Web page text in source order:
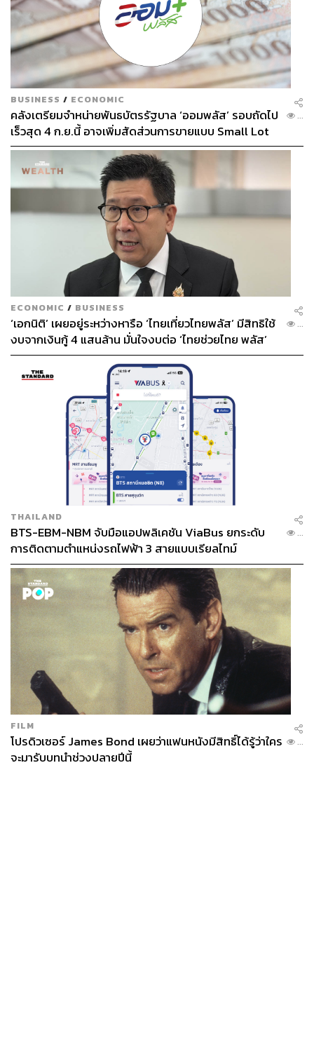
BUSINESS / ECONOMIC
คลังเตรียมจำหน่ายพันธบัตรรัฐบาล ‘ออมพลัส’ รอบถัดไป
เร็วสุด 4 ก.ย.นี้ อาจเพิ่มสัดส่วนการขายแบบ Small Lot
First มากขึ้น
...
ECONOMIC / BUSINESS
‘เอกนิติ’ เผยอยู่ระหว่างหารือ ‘ไทยเที่ยวไทยพลัส’ มีสิทธิใช้
งบจากเงินกู้ 4 แสนล้าน มั่นใจงบต่อ ‘ไทยช่วยไทย พลัส’
เฟส 2 มีเพียงพอ
...
THAILAND
BTS-EBM-NBM จับมือแอปพลิเคชัน ViaBus ยกระดับ
การติดตามตำแหน่งรถไฟฟ้า 3 สายแบบเรียลไทม์
...
FILM
โปรดิวเซอร์ James Bond เผยว่าแฟนหนังมีสิทธิ์ได้รู้ว่าใคร
จะมารับบทนำช่วงปลายปีนี้
...